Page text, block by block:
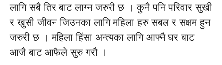
लागि सबै तिर बाट लाग्न जरुरी छ । कुनै पनि परिवार सुखी
र खुसी जीवन जिउनका लागि महिला हरु सबल र सक्षम हुन
जरुरी छ । महिला हिंसा अन्त्यका लागि आफ्नै घर बाट
आजै बाट आफैले सुरु गरौ ।